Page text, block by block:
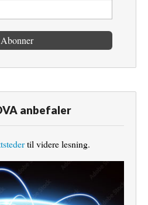
anbefaler
til videre lesning.